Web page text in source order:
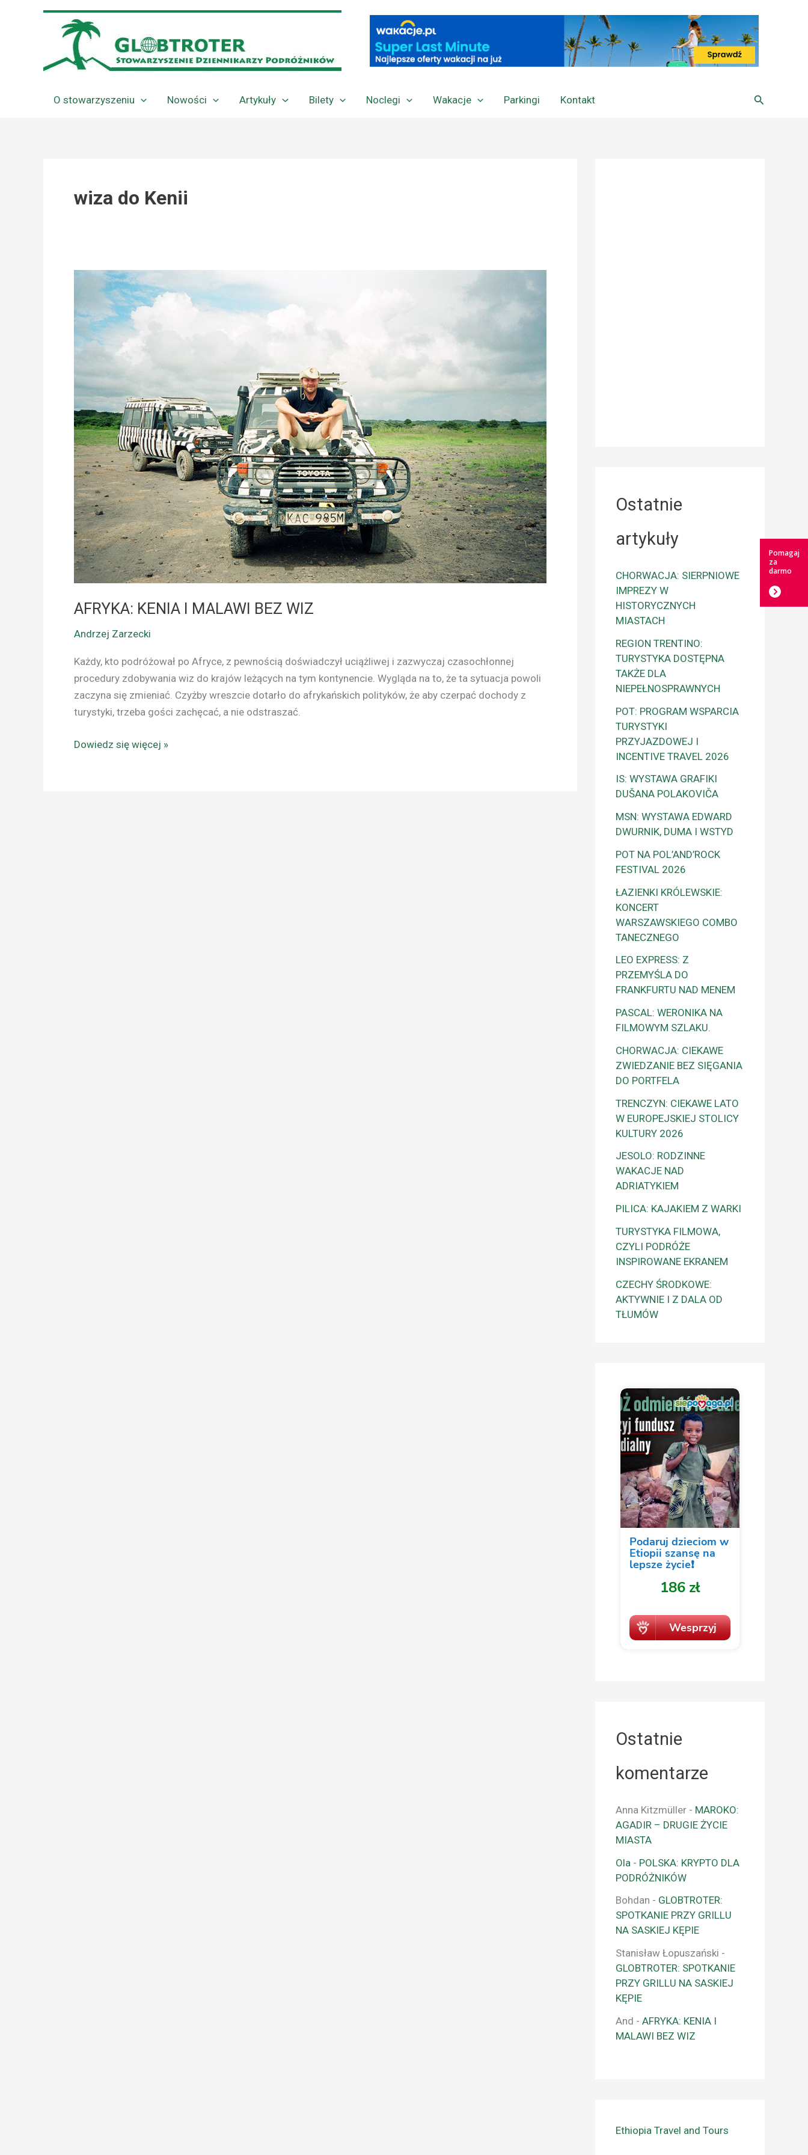
O stowarzyszeniu Nowości Artykuły Bilety Noclegi Wakacje Parkingi Kontakt Szukaj
wiza do Kenii
AFRYKA: KENIA I MALAWI BEZ WIZ
Andrzej Zarzecki
Każdy, kto podróżował po Afryce, z pewnością doświadczył uciążliwej i zazwyczaj czasochłonnej
procedury zdobywania wiz do krajów leżących na tym kontynencie. Wygląda na to, że ta sytuacja powoli
zaczyna się zmieniać. Czyżby wreszcie dotarło do afrykańskich polityków, że aby czerpać dochody z
turystyki, trzeba gości zachęcać, a nie odstraszać.
AFRYKA:
KENIA
I
MALAWI
BEZ
Dowiedz się więcej »
Ostatnie
artykuły
CHORWACJA: SIERPNIOWE
IMPREZY W
HISTORYCZNYCH
MIASTACH
REGION TRENTINO:
TURYSTYKA DOSTĘPNA
TAKŻE DLA
NIEPEŁNOSPRAWNYCH
POT: PROGRAM WSPARCIA
TURYSTYKI
PRZYJAZDOWEJ I
INCENTIVE TRAVEL 2026
IS: WYSTAWA GRAFIKI
DUŠANA POLAKOVIČA
MSN: WYSTAWA EDWARD
DWURNIK, DUMA I WSTYD
POT NA POL’AND’ROCK
FESTIVAL 2026
ŁAZIENKI KRÓLEWSKIE:
KONCERT
WARSZAWSKIEGO COMBO
TANECZNEGO
LEO EXPRESS: Z
PRZEMYŚLA DO
FRANKFURTU NAD MENEM
PASCAL: WERONIKA NA
FILMOWYM SZLAKU.
CHORWACJA: CIEKAWE
ZWIEDZANIE BEZ SIĘGANIA
DO PORTFELA
TRENCZYN: CIEKAWE LATO
W EUROPEJSKIEJ STOLICY
KULTURY 2026
JESOLO: RODZINNE
WAKACJE NAD
ADRIATYKIEM
PILICA: KAJAKIEM Z WARKI
TURYSTYKA FILMOWA,
CZYLI PODRÓŻE
INSPIROWANE EKRANEM
CZECHY ŚRODKOWE:
AKTYWNIE I Z DALA OD
TŁUMÓW
Ostatnie
komentarze
Anna Kitzmüller - MAROKO:
AGADIR – DRUGIE ŻYCIE
MIASTA
Ola - POLSKA: KRYPTO DLA
PODRÓŻNIKÓW
Bohdan - GLOBTROTER:
SPOTKANIE PRZY GRILLU
NA SASKIEJ KĘPIE
Stanisław Łopuszański -
GLOBTROTER: SPOTKANIE
PRZY GRILLU NA SASKIEJ
KĘPIE
And - AFRYKA: KENIA I
MALAWI BEZ WIZ
Ethiopia Travel and Tours
Pomagaj
za
darmo